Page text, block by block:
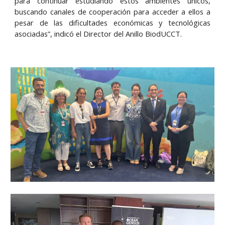
buscando canales de cooperación para acceder a ellos a
pesar de las dificultades económicas y tecnológicas
asociadas”, indicó el Director del Anillo BiodUCCT.